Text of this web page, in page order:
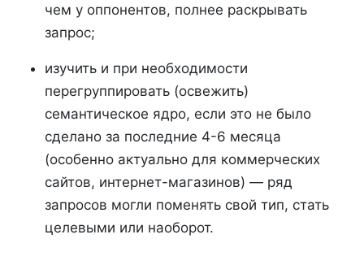
чем у оппонентов, полнее раскрывать
запрос;
изучить и при необходимости
перегруппировать (освежить)
семантическое ядро, если это не было
сделано за последние 4-6 месяца
(особенно актуально для коммерческих
сайтов, интернет-магазинов) — ряд
запросов могли поменять свой тип, стать
целевыми или наоборот.